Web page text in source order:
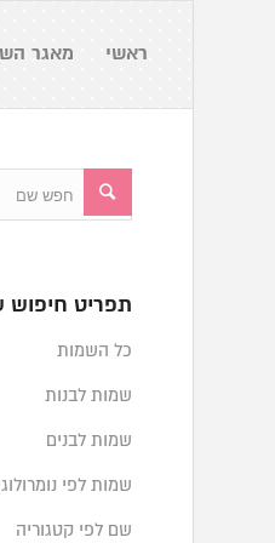
ראשי מאגר
תפריט חיפוש
כל השמות
שמות לבנות
שמות לבנים
שמות לפי
שם לפי קטגוריה